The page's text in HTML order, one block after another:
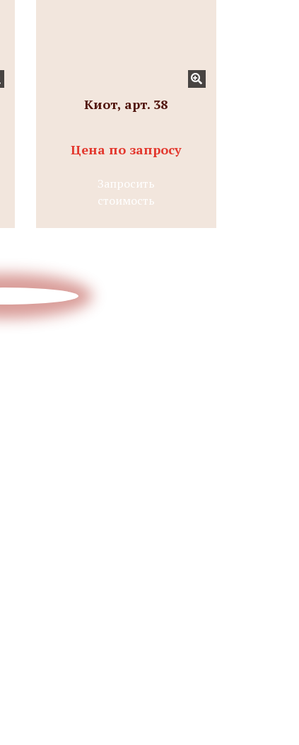
Киот, арт. 38
Цена по запросу
Запросить
стоимость